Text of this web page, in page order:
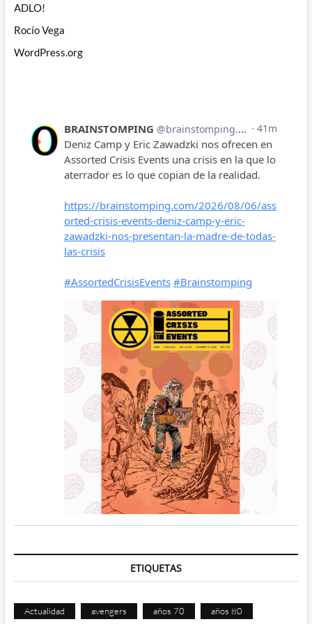
ADLO!
Rocío Vega
WordPress.org
ETIQUETAS
Actualidad avengers años 70 años 80